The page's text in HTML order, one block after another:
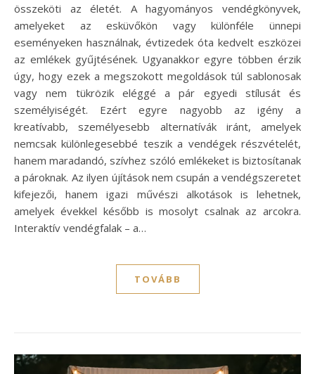
összeköti az életét. A hagyományos vendégkönyvek,
amelyeket az esküvőkön vagy különféle ünnepi
eseményeken használnak, évtizedek óta kedvelt eszközei
az emlékek gyűjtésének. Ugyanakkor egyre többen érzik
úgy, hogy ezek a megszokott megoldások túl sablonosak
vagy nem tükrözik eléggé a pár egyedi stílusát és
személyiségét. Ezért egyre nagyobb az igény a
kreatívabb, személyesebb alternatívák iránt, amelyek
nemcsak különlegesebbé teszik a vendégek részvételét,
hanem maradandó, szívhez szóló emlékeket is biztosítanak
a pároknak. Az ilyen újítások nem csupán a vendégszeretet
kifejezői, hanem igazi művészi alkotások is lehetnek,
amelyek évekkel később is mosolyt csalnak az arcokra.
Interaktív vendégfalak – a…
TOVÁBB